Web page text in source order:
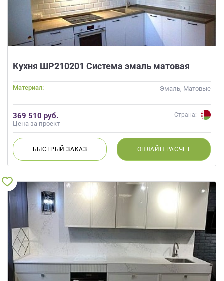
Кухня ШР210201 Система эмаль матовая
Материал: Эмаль, Матовые
369 510 руб.
Цена за проект
Страна:
БЫСТРЫЙЗАКАЗ ОНЛАЙН РАСЧЕТ